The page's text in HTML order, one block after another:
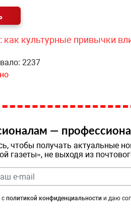
как культурные привычки
2237
—
чтобы получать актуальные
газеты», не выходя из
политикой конфиденциальности и даю